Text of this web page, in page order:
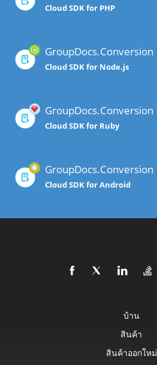
Cloud SDK for PHP
GroupDocs.Conversion
Cloud SDK for Node.js
GroupDocs.Conversion
Cloud SDK for Ruby
GroupDocs.Conversion
Cloud SDK for Android
บ้าน
สินค้า
สินค้าออกใหม่